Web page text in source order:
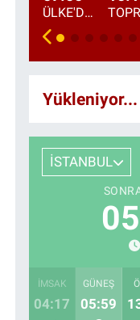
ÜLKE'DE BU SABAH
Yükleniyor...
İSTANBUL
İMSAK
04:17
GÜNEŞ
05:59